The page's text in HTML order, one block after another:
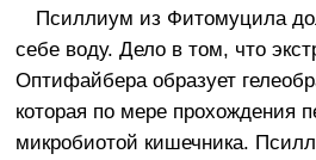
Псиллиум из Фитомуцила
себе воду. Дело в том, что
Оптифайбера образует
которая по мере прохождения
микробиотой кишечника.